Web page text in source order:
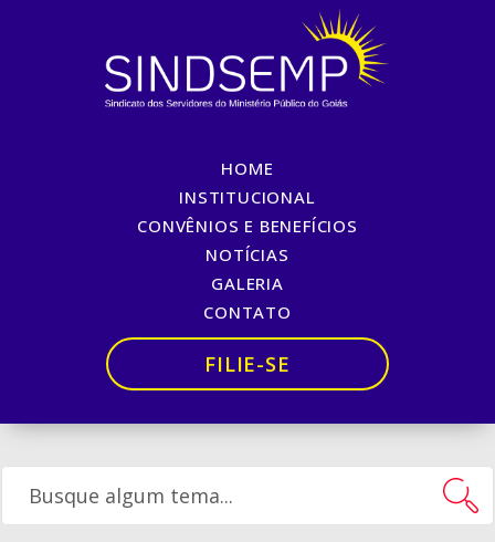
HOME
INSTITUCIONAL
CONVÊNIOS E BENEFÍCIOS
NOTÍCIAS
GALERIA
CONTATO
FILIE-SE
CONVÊNIO COM
DROGARIA EM GOIÂNIA É
CONVÊNIO COM DROGARIA EM GOIÂNIA É FIRMADO